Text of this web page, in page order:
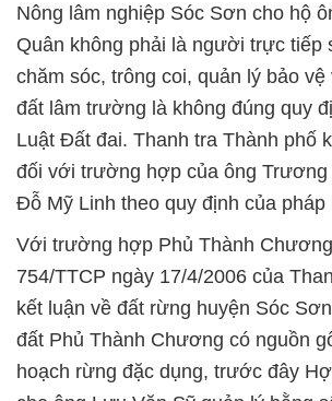
Nông lâm nghiệp Sóc Sơn cho hộ
Quân không phải là người trực tiếp
chăm sóc, trông coi, quản lý bảo
đất lâm trường là không đúng quy
Luật Đất đai. Thanh tra Thành phố
đối với trường hợp của ông Trương
Đỗ Mỹ Linh theo quy định của pháp
Với trường hợp Phủ Thành
754/TTCP ngày 17/4/2006 của
kết luận về đất rừng huyện Sóc
đất Phủ Thành Chương có nguồn
hoạch rừng đặc dụng, trước đây